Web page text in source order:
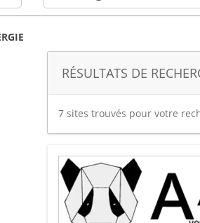
RÉSULTATS DE
7 sites trouvés pour votre